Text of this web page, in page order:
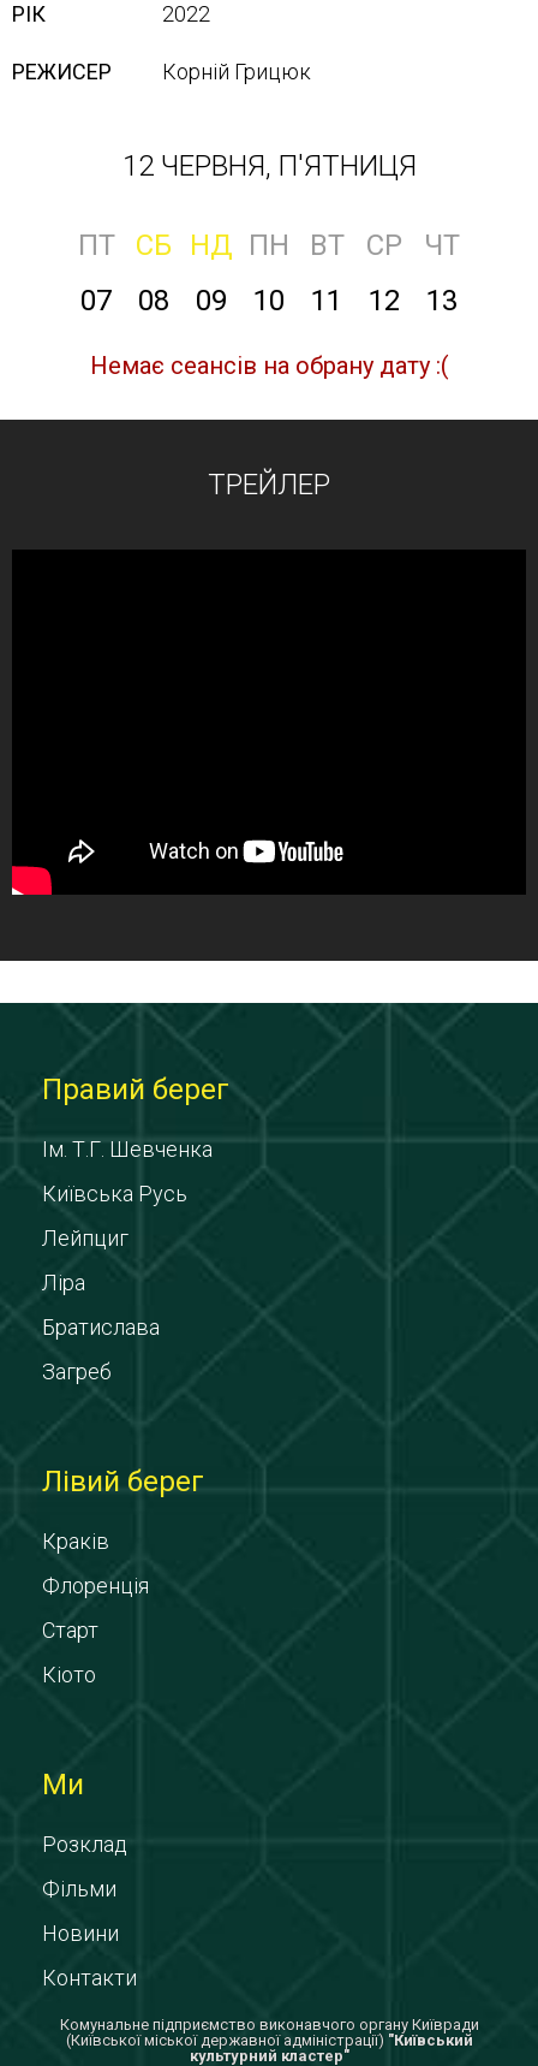
РІК 2022
РЕЖИСЕР Корній Грицюк
12 ЧЕРВНЯ, П'ЯТНИЦЯ
ПТ СБ НД ПН ВТ СР
ЧТ
07
08 09 10 11 12 13
Немає сеансів на обрану дату :(
ТРЕЙЛЕР
Правий берег
Ім. Т.Г. Шевченка
Київська Русь
Лейпциг
Ліра
Братислава
Загреб
Лівий берег
Краків
Флоренція
Старт
Кіото
Ми
Розклад
Фільми
Новини
Контакти
Комунальне підприємство виконавчого органу Київради
(Київської міської державної адміністрації) "Київський
культурний кластер"